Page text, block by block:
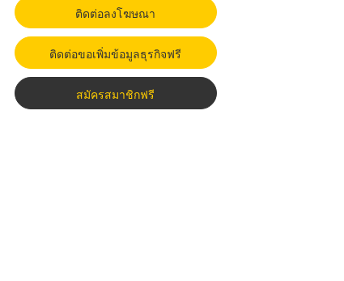
ติดต่อลงโฆษณา
ติดต่อขอเพิ่มข้อมูลธุรกิจฟรี
สมัครสมาชิกฟรี